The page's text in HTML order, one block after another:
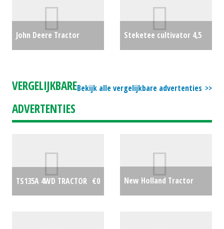
John Deere Tractor
Steketee cultivator 4,5
Bekijk alle vergelijkbare advertenties
VERGELIJKBARE
ADVERTENTIES
TS135A 4WD TRACTOR €0
New Holland Tractor